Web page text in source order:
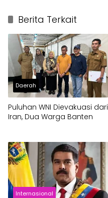
Berita Terkait
Daerah
Puluhan WNI Dievakuasi dari
Iran, Dua Warga Banten
Internasional